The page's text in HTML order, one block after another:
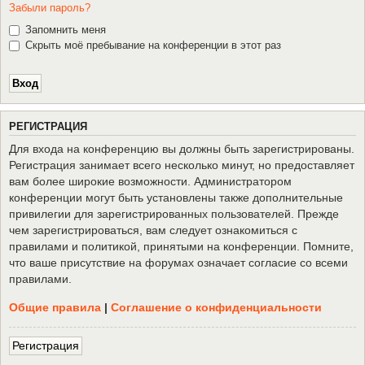
Забыли пароль?
Запомнить меня
Скрыть моё пребывание на конференции в этот раз
РЕГИСТРАЦИЯ
Для входа на конференцию вы должны быть зарегистрированы.
Регистрация занимает всего несколько минут, но предоставляет
вам более широкие возможности. Администратором
конференции могут быть установлены также дополнительные
привилегии для зарегистрированных пользователей. Прежде
чем зарегистрироваться, вам следует ознакомиться с
правилами и политикой, принятыми на конференции. Помните,
что ваше присутствие на форумах означает согласие со всеми
правилами.
Общие правила | Соглашение о конфиденциальности
Регистрация